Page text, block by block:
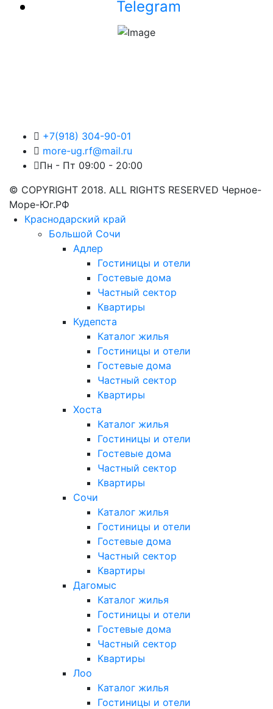
Telegram
+7(918) 304-90-01
more-ug.rf@mail.ru
Пн - Пт 09:00 - 20:00
© COPYRIGHT 2018. ALL RIGHTS RESERVED Черное-
Море-Юг.РФ
Краснодарский край
Большой Сочи
Адлер
Гостиницы и отели
Гостевые дома
Частный сектор
Квартиры
Кудепста
Каталог жилья
Гостиницы и отели
Гостевые дома
Частный сектор
Квартиры
Хоста
Каталог жилья
Гостиницы и отели
Гостевые дома
Частный сектор
Квартиры
Сочи
Каталог жилья
Гостиницы и отели
Гостевые дома
Частный сектор
Квартиры
Дагомыс
Каталог жилья
Гостиницы и отели
Гостевые дома
Частный сектор
Квартиры
Лоо
Каталог жилья
Гостиницы и отели